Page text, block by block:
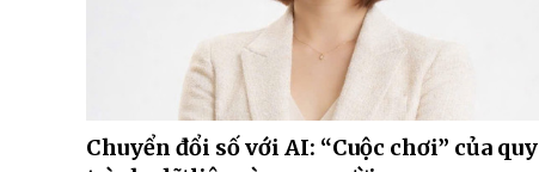
Chuyển đổi số với AI: “Cuộc chơi” của quy